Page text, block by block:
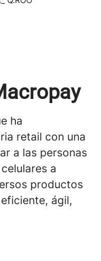
ha
retail con una
a las personas
a
productos
ágil,